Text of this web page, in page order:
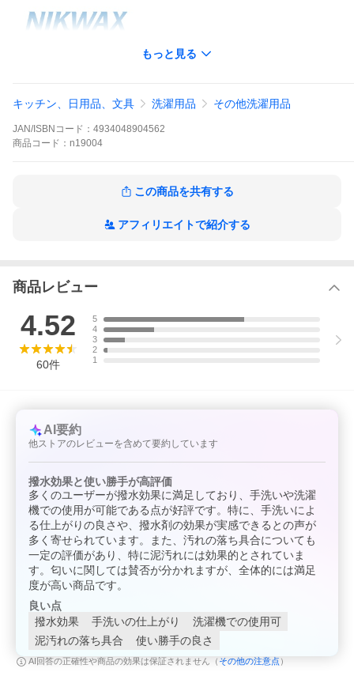
人気のＴｅｃｈＷａｓｈ（洗剤）とＴＸＤｉｒｅｃｔＷａｓｈｉ
ｎ（撥水剤）のセットパックです。
もっと見る
キッチン、日用品、文具 洗濯用品 その他洗濯用品
JAN/ISBNコード： 4934048904562
商品 コード： n19004
この商品を共有する
アフィリエイトで紹介する
商品レビュー
4.52
60件
5
4
3
2
1
AI要約
他ストアのレビューを含めて要約しています
撥水効果と使い勝手が高評価
多くのユーザーが撥水効果に満足しており、手洗いや洗濯
機での使用が可能である点が好評です。特に、手洗いによ
る仕上がりの良さや、撥水剤の効果が実感できるとの声が
多く寄せられています。また、汚れの落ち具合についても
一定の評価があり、特に泥汚れには効果的とされていま
す。匂いに関しては賛否が分かれますが、全体的には満足
度が高い商品です。
良い点
撥水効果
手洗いの仕上がり
洗濯機での使用可
泥汚れの落ち具合
使い勝手の良さ
AI回答の正確性や商品の効果は保証されません（ その他の注意点 ）